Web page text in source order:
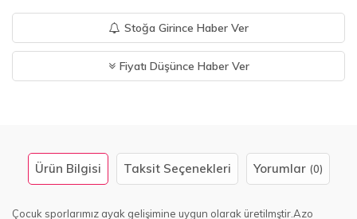
Stoğa Girince Haber Ver
Fiyatı Düşünce Haber Ver
Ürün Bilgisi Taksit Seçenekleri Yorumlar (0)
Çocuk sporlarımız ayak gelişimine uygun olarak üretilmştir.Azo